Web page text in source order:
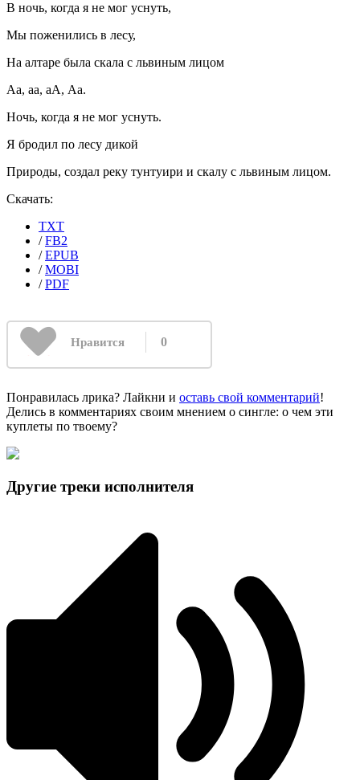
В ночь, когда я не мог уснуть,
Мы поженились в лесу,
На алтаре была скала с львиным лицом
Аа, аа, аА, Аа.
Ночь, когда я не мог уснуть.
Я бродил по лесу дикой
Природы, создал реку тунтуири и скалу с львиным лицом.
Скачать:
TXT
/FB2
/EPUB
/MOBI
/PDF
Нравится 0
Понравилась лрика? Лайкни и оставь свой комментарий!
Делись в комментариях своим мнением о сингле: о чем эти
куплеты по твоему?
Другие треки исполнителя